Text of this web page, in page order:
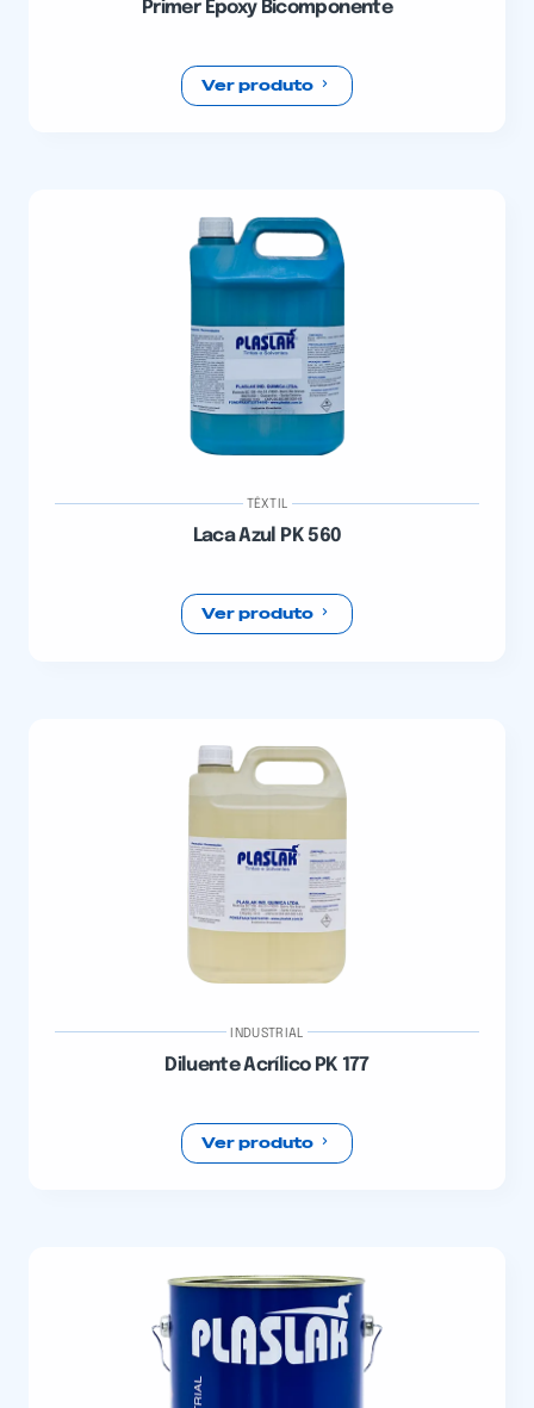
Primer Epoxy Bicomponente
Ver produto
TÊXTIL
Laca Azul PK 560
Ver produto
INDUSTRIAL
Diluente Acrílico PK 177
Ver produto